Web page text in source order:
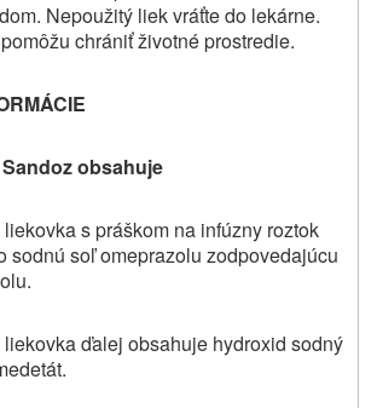
Nepoužitý liek vráťte do lekárne.
chrániť životné prostredie.
obsahuje
s práškom na infúzny roztok
sodnú soľ omeprazolu zodpovedajúcu
ďalej obsahuje hydroxid sodný